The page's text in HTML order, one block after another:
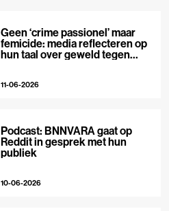
Geen ‘crime passionel’ maar
femicide: media reflecteren op
hun taal over geweld tegen
11-06-2026
Podcast: BNNVARA gaat op
Reddit in gesprek met hun
publiek
10-06-2026